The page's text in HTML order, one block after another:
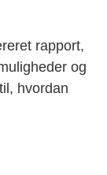
rapport,
og
hvordan